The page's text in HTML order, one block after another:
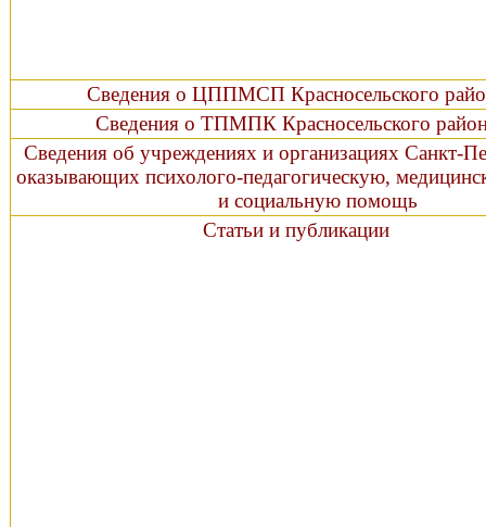
Сведения о ЦППМСП Красносельского
Сведения о ТПМПК Красносельского
Сведения об учреждениях и организациях Санкт-
оказывающих психолого-педагогическую,
и социальную помощь
Статьи и публикации